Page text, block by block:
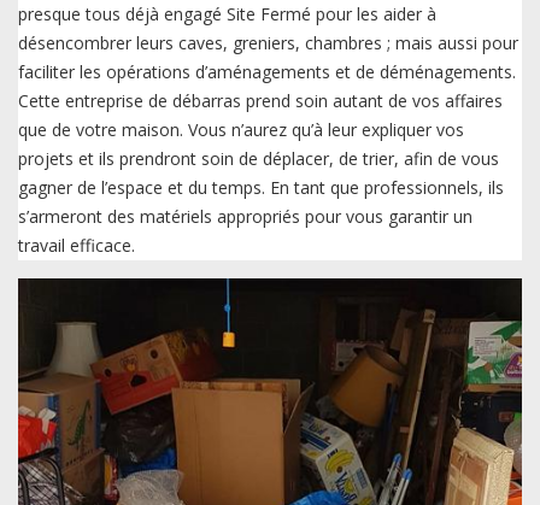
presque tous déjà engagé Site Fermé pour les aider à
désencombrer leurs caves, greniers, chambres ; mais aussi pour
faciliter les opérations d’aménagements et de déménagements.
Cette entreprise de débarras prend soin autant de vos affaires
que de votre maison. Vous n’aurez qu’à leur expliquer vos
projets et ils prendront soin de déplacer, de trier, afin de vous
gagner de l’espace et du temps. En tant que professionnels, ils
s’armeront des matériels appropriés pour vous garantir un
travail efficace.